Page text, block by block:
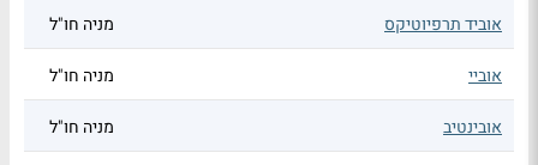
אוביד תרפיוטיקס מניה חו"ל
אוביי מניה חו"ל
אובינטיב מניה חו"ל